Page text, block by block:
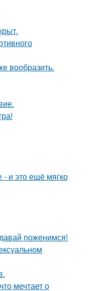
вообразить.
- и это ещё мягко
поженимся!
мечтает о